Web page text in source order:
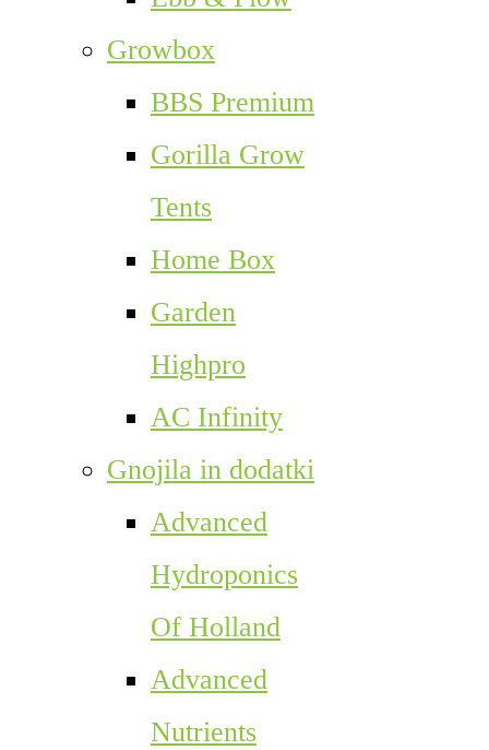
Growbox
BBS Premium
Gorilla Grow
Tents
Home Box
Garden
Highpro
AC Infinity
Gnojila in dodatki
Advanced
Hydroponics
Of Holland
Advanced
Nutrients